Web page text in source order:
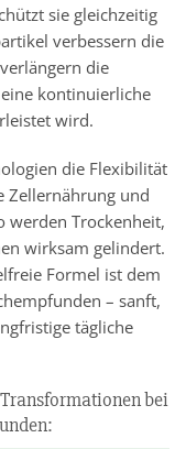
sie gleichzeitig
verbessern die
die
kontinuierliche
wird.
die Flexibilität
Zellernährung und
werden Trockenheit,
wirksam gelindert.
Formel ist dem
– sanft,
tägliche
Transformationen bei